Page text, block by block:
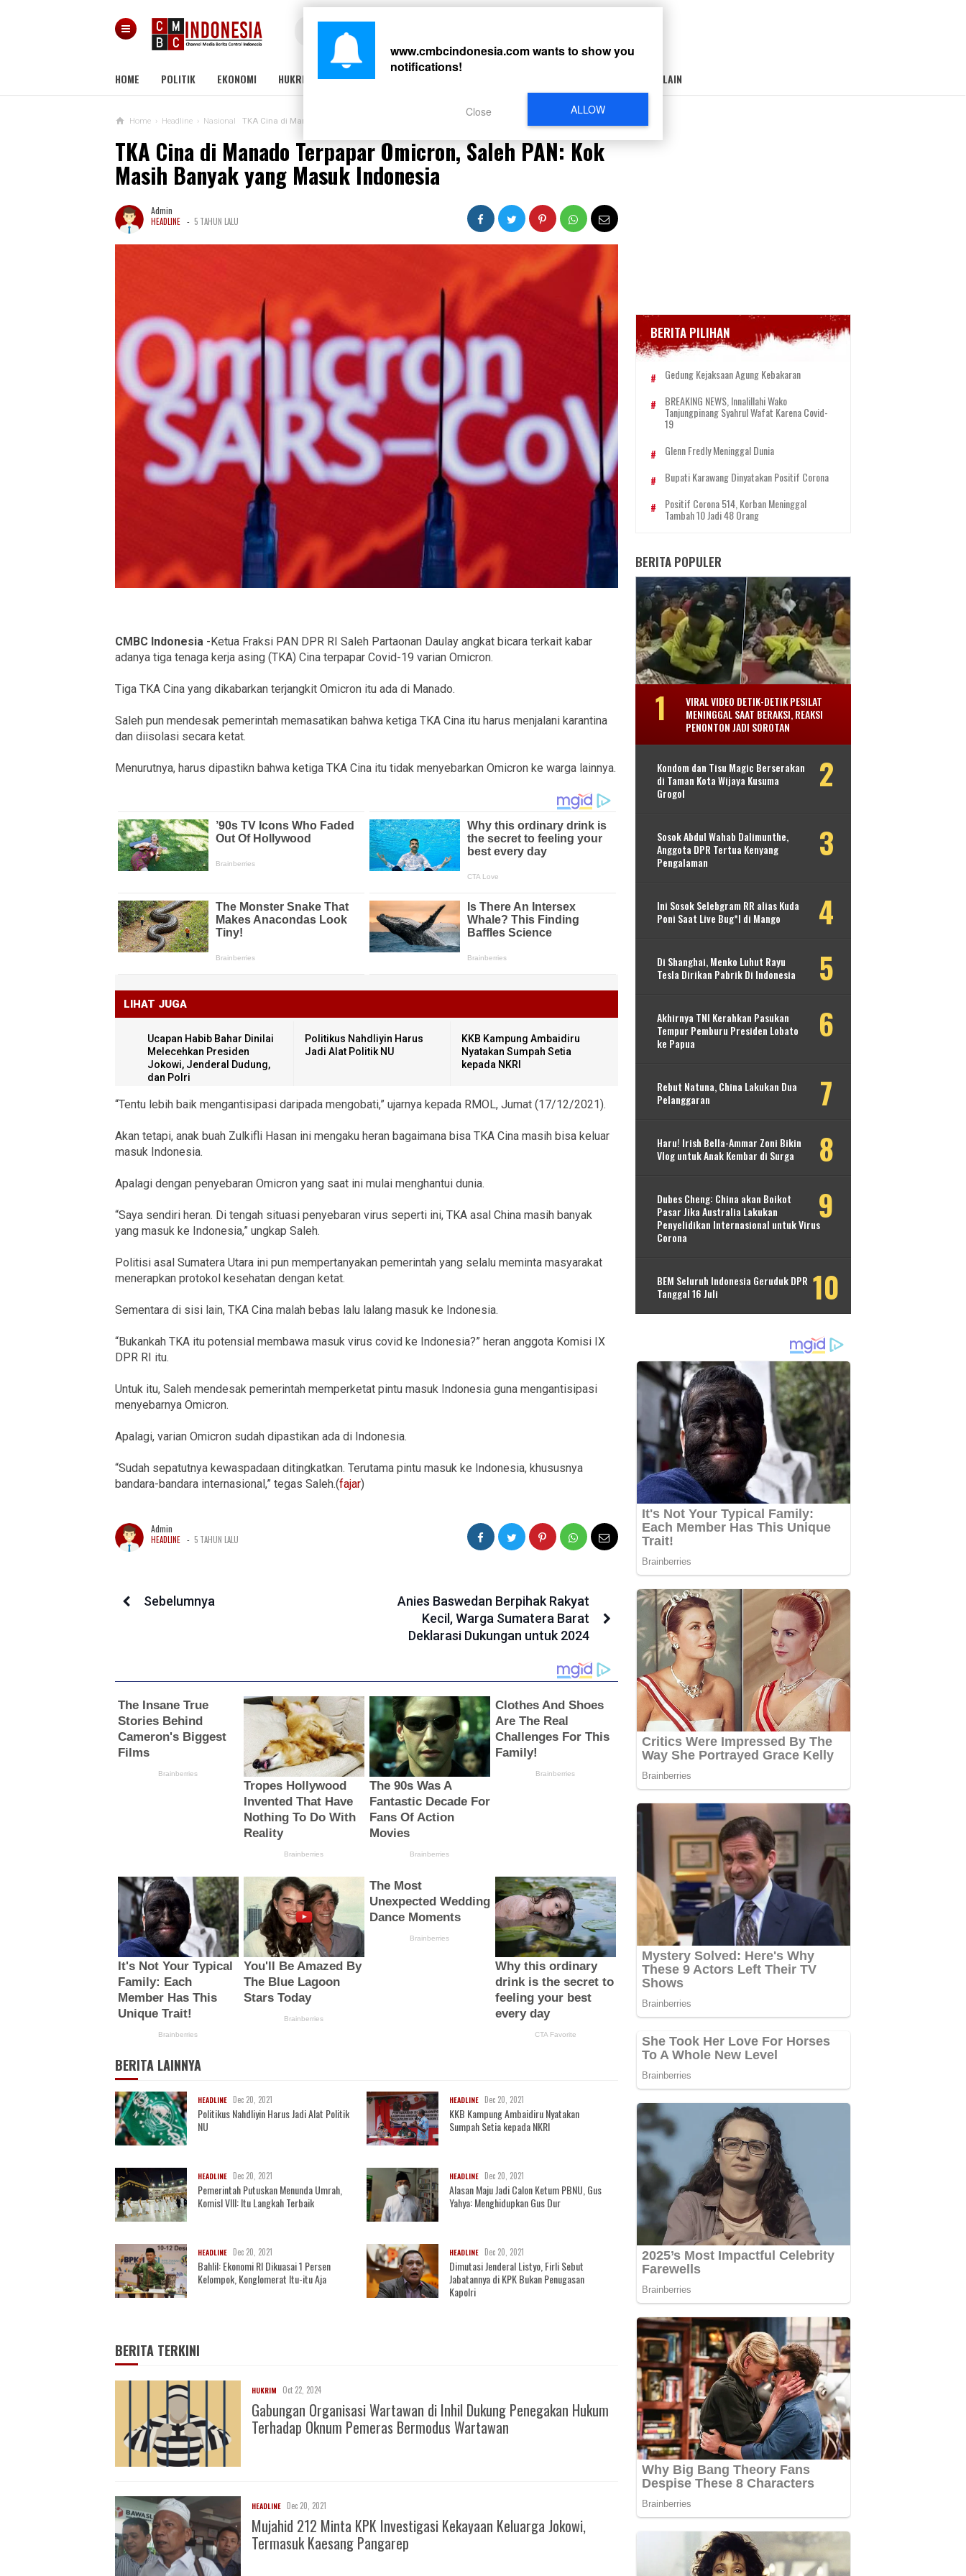
HOME POLITIK EKONOMI HUKRIM PERISTIWA LAIN-LAIN
Home › Headline › Nasional TKA Cina di Manado Terpapar Omicron, Saleh PAN: Kok Masih Banyak yang Masuk Indonesia
TKA Cina di Manado Terpapar Omicron, Saleh PAN: Kok
Masih Banyak yang Masuk Indonesia
Admin
HEADLINE - 5 TAHUN LALU
CMBC Indonesia -Ketua Fraksi PAN DPR RI Saleh Partaonan Daulay angkat bicara terkait kabar
adanya tiga tenaga kerja asing (TKA) Cina terpapar Covid-19 varian Omicron.
Tiga TKA Cina yang dikabarkan terjangkit Omicron itu ada di Manado.
Saleh pun mendesak pemerintah memasatikan bahwa ketiga TKA Cina itu harus menjalani karantina
dan diisolasi secara ketat.
Menurutnya, harus dipastikn bahwa ketiga TKA Cina itu tidak menyebarkan Omicron ke warga lainnya.
LIHAT JUGA
Ucapan Habib Bahar Dinilai
Melecehkan Presiden
Jokowi, Jenderal Dudung,
dan Polri
Politikus Nahdliyin Harus
Jadi Alat Politik NU
KKB Kampung Ambaidiru
Nyatakan Sumpah Setia
kepada NKRI
“Tentu lebih baik mengantisipasi daripada mengobati,” ujarnya kepada RMOL, Jumat (17/12/2021).
Akan tetapi, anak buah Zulkifli Hasan ini mengaku heran bagaimana bisa TKA Cina masih bisa keluar
masuk Indonesia.
Apalagi dengan penyebaran Omicron yang saat ini mulai menghantui dunia.
“Saya sendiri heran. Di tengah situasi penyebaran virus seperti ini, TKA asal China masih banyak
yang masuk ke Indonesia,” ungkap Saleh.
Politisi asal Sumatera Utara ini pun mempertanyakan pemerintah yang selalu meminta masyarakat
menerapkan protokol kesehatan dengan ketat.
Sementara di sisi lain, TKA Cina malah bebas lalu lalang masuk ke Indonesia.
“Bukankah TKA itu potensial membawa masuk virus covid ke Indonesia?” heran anggota Komisi IX
DPR RI itu.
Untuk itu, Saleh mendesak pemerintah memperketat pintu masuk Indonesia guna mengantisipasi
menyebarnya Omicron.
Apalagi, varian Omicron sudah dipastikan ada di Indonesia.
“Sudah sepatutnya kewaspadaan ditingkatkan. Terutama pintu masuk ke Indonesia, khususnya
bandara-bandara internasional,” tegas Saleh.(fajar)
Admin
HEADLINE - 5 TAHUN LALU
Sebelumnya
Anies Baswedan Berpihak Rakyat
Kecil, Warga Sumatera Barat
Deklarasi Dukungan untuk 2024
BERITA LAINNYA
HEADLINE Dec 20, 2021
Politikus Nahdliyin Harus Jadi Alat Politik
NU
HEADLINE Dec 20, 2021
KKB Kampung Ambaidiru Nyatakan
Sumpah Setia kepada NKRI
HEADLINE Dec 20, 2021
Pemerintah Putuskan Menunda Umrah,
KomisI VIII: Itu Langkah Terbaik
HEADLINE Dec 20, 2021
Alasan Maju Jadi Calon Ketum PBNU, Gus
Yahya: Menghidupkan Gus Dur
HEADLINE Dec 20, 2021
Bahlil: Ekonomi RI Dikuasai 1 Persen
Kelompok, Konglomerat Itu-itu Aja
HEADLINE Dec 20, 2021
Dimutasi Jenderal Listyo, Firli Sebut
Jabatannya di KPK Bukan Penugasan
Kapolri
BERITA TERKINI
HUKRIM Oct 22, 2024
Gabungan Organisasi Wartawan di Inhil Dukung Penegakan Hukum
Terhadap Oknum Pemeras Bermodus Wartawan
HEADLINE Dec 20, 2021
Mujahid 212 Minta KPK Investigasi Kekayaan Keluarga Jokowi,
Termasuk Kaesang Pangarep
BERITA PILIHAN
Gedung Kejaksaan Agung Kebakaran
BREAKING NEWS, Innalillahi Wako
Tanjungpinang Syahrul Wafat Karena Covid-
19
Glenn Fredly Meninggal Dunia
Bupati Karawang Dinyatakan Positif Corona
Positif Corona 514, Korban Meninggal
Tambah 10 Jadi 48 Orang
BERITA POPULER
VIRAL VIDEO DETIK-DETIK PESILAT
MENINGGAL SAAT BERAKSI, REAKSI
PENONTON JADI SOROTAN
Kondom dan Tisu Magic Berserakan
di Taman Kota Wijaya Kusuma
Grogol
Sosok Abdul Wahab Dalimunthe,
Anggota DPR Tertua Kenyang
Pengalaman
Ini Sosok Selebgram RR alias Kuda
Poni Saat Live Bug*l di Mango
Di Shanghai, Menko Luhut Rayu
Tesla Dirikan Pabrik Di Indonesia
Akhirnya TNI Kerahkan Pasukan
Tempur Pemburu Presiden Lobato
ke Papua
Rebut Natuna, China Lakukan Dua
Pelanggaran
Haru! Irish Bella-Ammar Zoni Bikin
Vlog untuk Anak Kembar di Surga
Dubes Cheng: China akan Boikot
Pasar Jika Australia Lakukan
Penyelidikan Internasional untuk Virus
Corona
BEM Seluruh Indonesia Geruduk DPR
Tanggal 16 Juli
www.cmbcindonesia.comwants to show you
notifications!
ALLOW
Close